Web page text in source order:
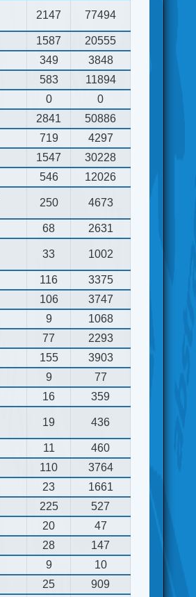
2147 77494
1587
20555
349
3848
583
11894
0
0
2841
50886
719
4297
1547
30228
546 12026
250 4673
68 2631
33 1002
116
3375
106
3747
9
1068
77
2293
155
3903
9
77
16 359
19 436
11
460
110
3764
23
1661
225
527
20
47
28
147
9
10
25
909